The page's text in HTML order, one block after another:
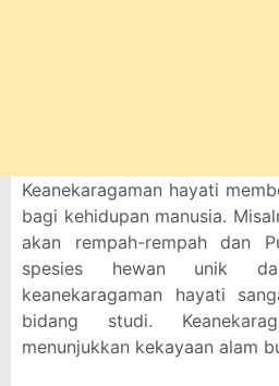
Keanekaragaman hayati
bagi kehidupan manusia.
akan rempah-rempah dan
spesies hewan unik
keanekaragaman hayati
bidang studi.
menunjukkan kekayaan alam